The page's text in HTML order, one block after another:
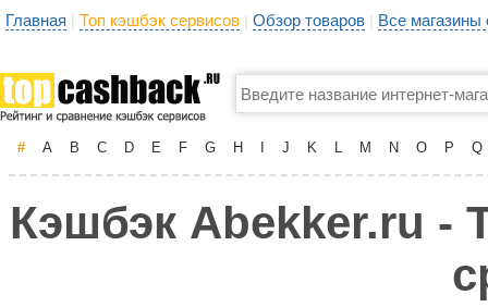
Главная | Топ кэшбэк сервисов | Обзор товаров | Все
# A B C D E F G H J K L M N O P Q
Кэшбэк Abekker.ru -